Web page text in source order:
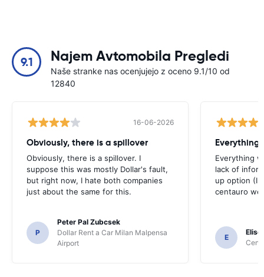
9.1 Najem Avtomobila Pregledi
Naše stranke nas ocenjujejo z oceno 9.1/10 od
12840
16-06-2026
Obviously, there is a spillover
Obviously, there is a spillover. I
suppose this was mostly Dollar's fault,
but right now, I hate both companies
just about the same for this.
P
Peter Pal Zubcsek
Dollar Rent a Car Milan Malpensa
Airport
Everything
Everything
lack of
up option (I
centauro
E